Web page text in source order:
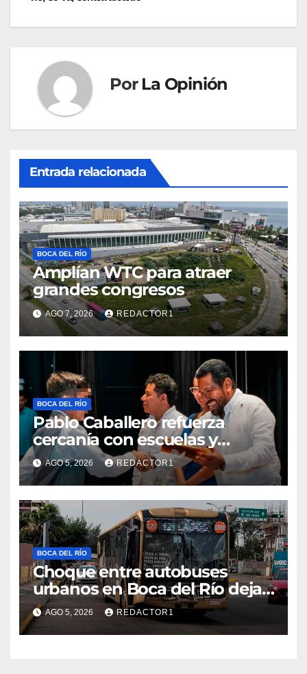
entradas
Por La Opinión
Entrada relacionada
BOCA DEL RÍO
Amplían WTC para atraer
grandes congresos
AGO 7, 2026 REDACTOR1
BOCA DEL RÍO
Pablo Caballero refuerza
cercanía con escuelas y
gestiona peticiones ante
Ayuntamiento
AGO 5, 2026 REDACTOR1
BOCA DEL RÍO
Choque entre autobuses
urbanos en Boca del Río deja
tres pasajeros con golpes
leves
AGO 5, 2026 REDACTOR1